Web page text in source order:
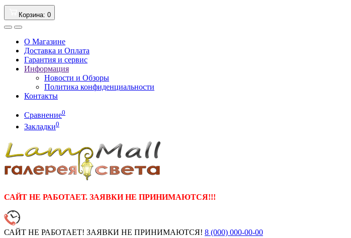
Корзина: 0
О Магазине
Доставка и Оплата
Гарантия и сервис
Информация
Новости и Обзоры
Политика конфиденциальности
Контакты
Сравнение0
Закладки0
САЙТ НЕ РАБОТАЕТ. ЗАЯВКИ НЕ ПРИНИМАЮТСЯ!!!
САЙТ НЕ РАБОТАЕТ! ЗАЯВКИ НЕ ПРИНИМАЮТСЯ! 8 (000) 000-00-00